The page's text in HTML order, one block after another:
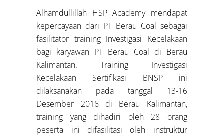
Alhamdullillah HSP Academy mendapat
kepercayaan dari PT Berau Coal sebagai
fasilitator training Investigasi Kecelakaan
bagi karyawan PT Berau Coal di Berau
Kalimantan. Training Investigasi
Kecelakaan Sertifikasi BNSP ini
dilaksanakan pada tanggal 13-16
Desember 2016 di Berau Kalimantan,
training yang dihadiri oleh 28 orang
peserta ini difasilitasi oleh instruktur